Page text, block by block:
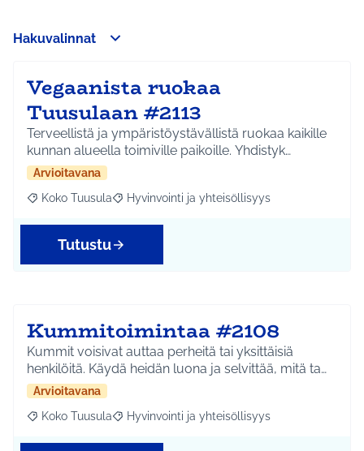
Hakuvalinnat
Vegaanista ruokaa
Tuusulaan #2113
Terveellistä ja ympäristöystävällistä ruokaa kaikille
kunnan alueella toimiville paikoille. Yhdistyk…
Arvioitavana
Rajaa tulokset aihepiirin mukaan: Koko Tuusula
Koko Tuusula Rajaa tulokset teeman mukaan: Hyvinvointi ja
Hyvinvointi ja yhteisöllisyys
Tutustu
Kummitoimintaa #2108
Kummit voisivat auttaa perheitä tai yksittäisiä
henkilöitä. Käydä heidän luona ja selvittää, mitä ta…
Arvioitavana
Rajaa tulokset aihepiirin mukaan: Koko Tuusula
Koko Tuusula Rajaa tulokset teeman mukaan: Hyvinvointi ja
Hyvinvointi ja yhteisöllisyys